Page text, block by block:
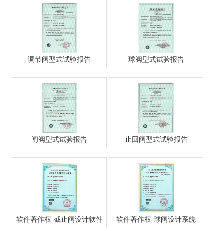
调节阀型式试验报告 球阀型式试验报告
闸阀型式试验报告 止回阀型式试验报告
软件著作权-截止阀设计软件 软件著作权-球阀设计系统